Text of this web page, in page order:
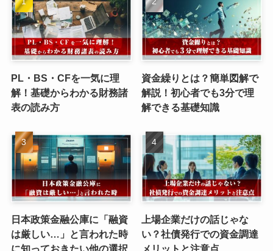
PL・BS・CFを一気に理
解！基礎からわかる財務諸
表の読み方
資金繰りとは？簡単図解で
解説！初心者でも3分で理
解できる基礎知識
日本政策金融公庫に「融資
は厳しい…」と言われた時
に知っておきたい他の選択
上場企業だけの話じゃな
い？社債発行での資金調達
メリットと注意点